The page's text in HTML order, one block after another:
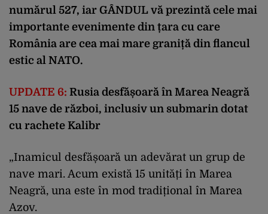
numărul 527, iar GÂNDUL vă prezintă cele mai
importante evenimente din țara cu care
România are cea mai mare graniță din flancul
estic al NATO.
UPDATE 6: Rusia desfășoară în Marea Neagră
15 nave de război, inclusiv un submarin dotat
cu rachete Kalibr
„Inamicul desfășoară un adevărat un grup de
nave mari. Acum există 15 unități în Marea
Neagră, una este în mod tradițional în Marea
Azov.